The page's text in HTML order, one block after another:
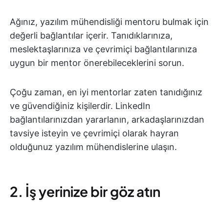
Ağınız, yazılım mühendisliği mentoru bulmak için
değerli bağlantılar içerir. Tanıdıklarınıza,
meslektaşlarınıza ve çevrimiçi bağlantılarınıza
uygun bir mentor önerebileceklerini sorun.
Çoğu zaman, en iyi mentorlar zaten tanıdığınız
ve güvendiğiniz kişilerdir. LinkedIn
bağlantılarınızdan yararlanın, arkadaşlarınızdan
tavsiye isteyin ve çevrimiçi olarak hayran
olduğunuz yazılım mühendislerine ulaşın.
2. İş yerinize bir göz atın